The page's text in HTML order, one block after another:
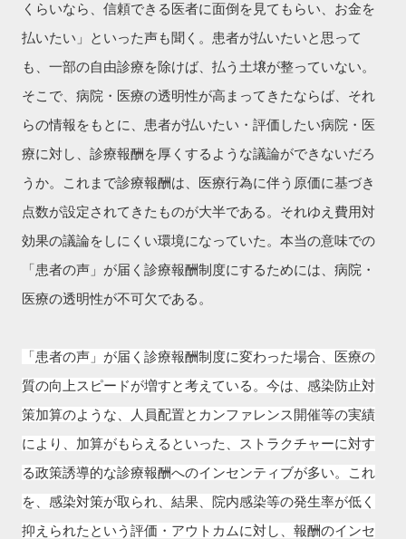
くらいなら、信頼できる医者に面倒を見てもらい、お金を
払いたい」といった声も聞く。患者が払いたいと思って
も、一部の自由診療を除けば、払う土壌が整っていない。
そこで、病院・医療の透明性が高まってきたならば、それ
らの情報をもとに、患者が払いたい・評価したい病院・医
療に対し、診療報酬を厚くするような議論ができないだろ
うか。これまで診療報酬は、医療行為に伴う原価に基づき
点数が設定されてきたものが大半である。それゆえ費用対
効果の議論をしにくい環境になっていた。本当の意味での
「患者の声」が届く診療報酬制度にするためには、病院・
医療の透明性が不可欠である。
「患者の声」が届く診療報酬制度に変わった場合、医療の
質の向上スピードが増すと考えている。今は、感染防止対
策加算のような、人員配置とカンファレンス開催等の実績
により、加算がもらえるといった、ストラクチャーに対す
る政策誘導的な診療報酬へのインセンティブが多い。これ
を、感染対策が取られ、結果、院内感染等の発生率が低く
抑えられたという評価・アウトカムに対し、報酬のインセ